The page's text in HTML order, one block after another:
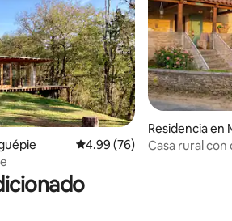
316 evaluaciones
Calificación promedio: 4.99
4.99 (76)
Residencia en
Casa rural con